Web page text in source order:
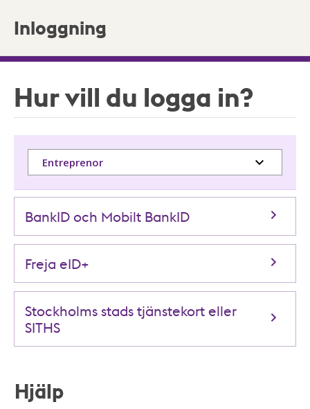
Inloggning
Hur vill du logga in?
Entreprenor
BankID och Mobilt BankID
Freja eID+
Stockholms stads tjänstekort eller
SITHS
Hjälp